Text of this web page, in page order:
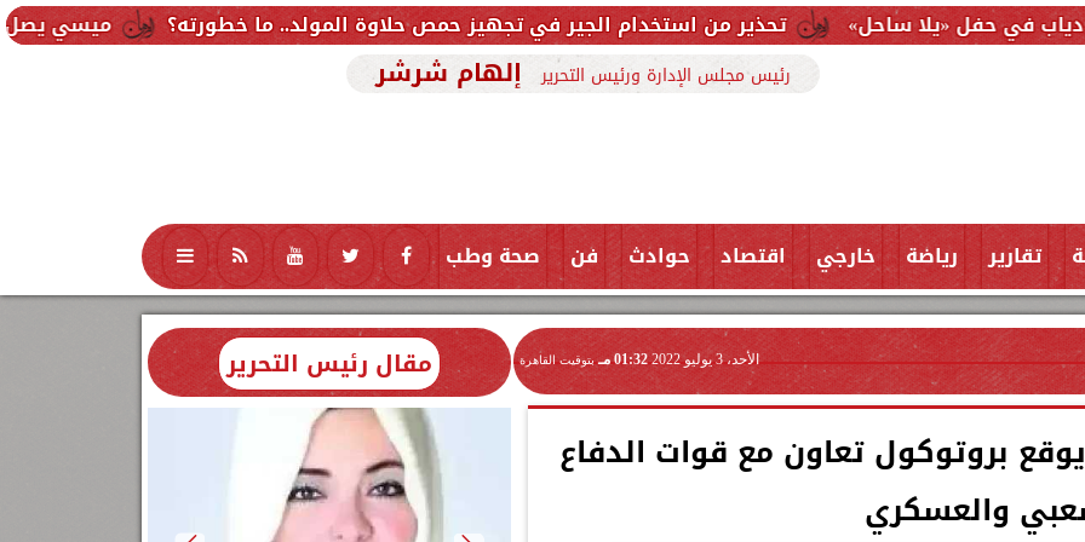
ميسي يصل الأرجنتين تحذير من استخدام الجير في تجهيز حمص حلاوة المولد.. ما خطورته؟ ساحل»
رئيس مجلس الإدارة ورئيس التحرير إلهام شرشر
تقارير رياضة خارجي اقتصاد حوادث فن صحة وطب تكنولوجيا منوعات محافظات
الأحد، 3 يوليو 2022 01:32 مـ بتوقيت القاهرة
بروتوكول تعاون مع قوات الدفاع
والعسكري
مقال رئيس التحرير